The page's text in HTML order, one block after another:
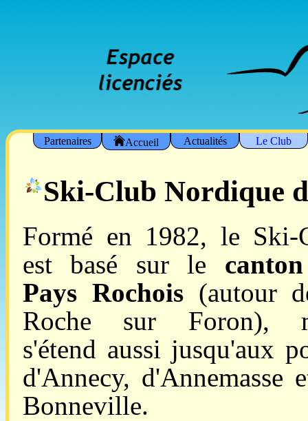
Partenaires Accueil Actualités Le Club
Ski-Club Nordique
Formé en 1982, le Ski-
est basé sur le
Pays Rochois(autour
Roche sur Foron),
s'étend aussi jusqu'aux
d'Annecy, d'Annemasse
Bonneville.